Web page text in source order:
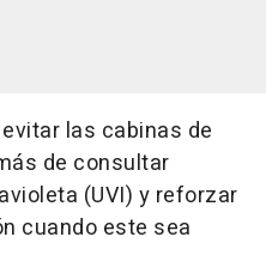
las cabinas de
de consultar
(UVI) y reforzar
cuando este sea